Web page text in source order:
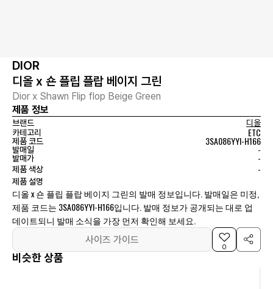
DIOR
디올 x 숀 플립 플랍 베이지 그린
Dior x Shawn Flip flop Beige Green
제품 정보
브랜드
디올
카테고리
ETC
제품 코드 3SA086YYI-H166
발매일 -
발매가 -
제품 색상 -
제품 설명
디올 x 숀 플립 플랍 베이지 그린의 발매 정보입니다. 발매일은 미정,
제품 코드는 3SA086YYI-H166입니다. 발매 정보가 공개되는 대로 업
데이트되니 발매 소식을 가장 먼저 확인해 보세요.
사이즈 가이드
0
비슷한 상품